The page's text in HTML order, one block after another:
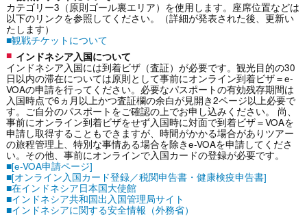
カテゴリー3（原則ゴール裏エリア）を使用します。座席位置などは
以下のリンクを参照してください。（詳細が発表された後、更新い
たします）
■観戦チケットについて
インドネシア入国について
インドネシア入国には到着ビザ（査証）が必要です。観光目的の30
日以内の滞在については原則として事前にオンライン到着ビザ＝e-
VOAの申請を行ってください。必要なパスポートの有効残存期間は
入国時点で6ヵ月以上かつ査証欄の余白が見開き2ページ以上必要で
す。ご自分のパスポートをご確認の上でお申し込みください。 尚、
事前にオンライン到着ビザをせず入国時に対面で到着ビザ＝VOAを
申請し取得することもできますが、時間がかかる場合がありツアー
の旅程管理上、特別な事情ある場合を除きe-VOAを申請してくださ
い。その他、事前にオンラインで入国カードの登録が必要です。
■[e-VOA申請ページ]
■[オンライン入国カード登録／税関申告書・健康検疫申告書]
■在インドネシア日本国大使館
■インドネシア共和国出入国管理局サイト
■インドネシアに関する安全情報（外務省）